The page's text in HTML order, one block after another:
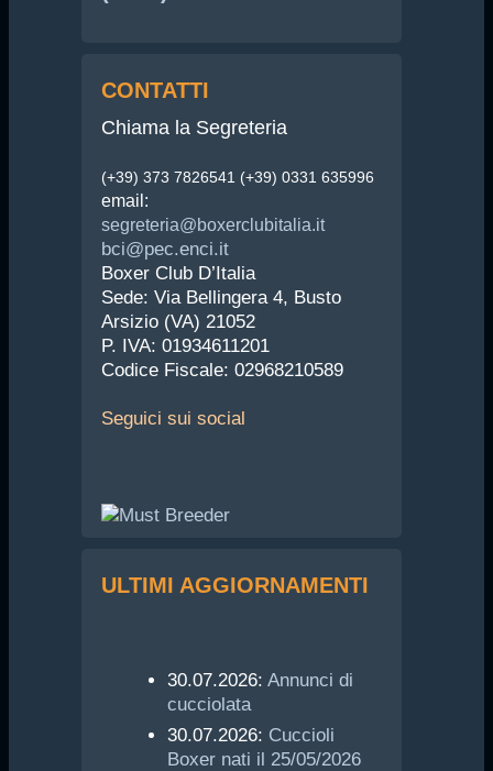
CONTATTI
Chiama la Segreteria
(+39) 373 7826541 (+39) 0331 635996
email:
segreteria@boxerclubitalia.it
bci@pec.enci.it
Boxer Club D’Italia
Sede: Via Bellingera 4, Busto
Arsizio (VA) 21052
P. IVA: 01934611201
Codice Fiscale: 02968210589
Seguici sui social
ULTIMI AGGIORNAMENTI
30.07.2026: Annunci di
cucciolata
30.07.2026: Cuccioli
Boxer nati il 25/05/2026